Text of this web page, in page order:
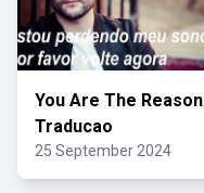
You Are The Reason
Traducao
25 September 2024